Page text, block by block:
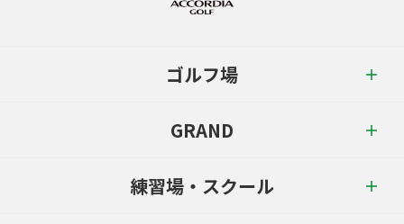
ゴルフ場
GRAND
練習場・スクール